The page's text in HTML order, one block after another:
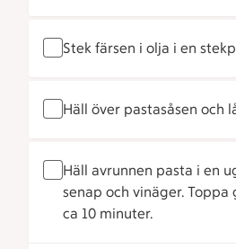
Stek färsen i olja i en
Häll över pastasåsen och
Häll avrunnen pasta i en
senap och vinäger.
ca 10 minuter.